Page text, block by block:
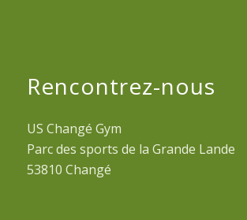
Rencontrez-nous
US Changé Gym
Parc des sports de la Grande Lande
53810 Changé